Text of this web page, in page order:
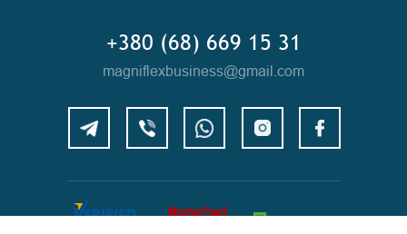
+380 (68) 669 15 31
magniflexbusiness@gmail.com